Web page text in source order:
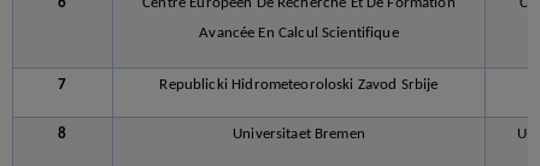
Avancée En Calcul Scientifique
7 Republicki Hidrometeoroloski Zavod Srbije
8 Universitaet Bremen